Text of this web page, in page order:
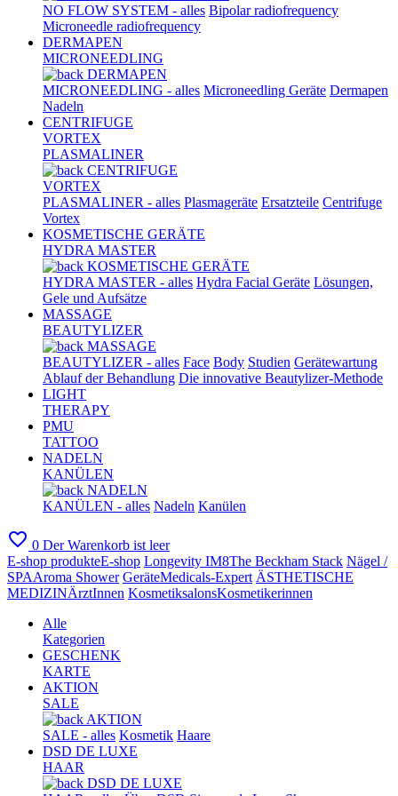
NO FLOW SYSTEM - alles Bipolar radiofrequency
Microneedle radiofrequency
DERMAPEN
MICRONEEDLING
DERMAPEN
MICRONEEDLING - alles Microneedling Geräte Dermapen
Nadeln
CENTRIFUGE
VORTEX
PLASMALINER
CENTRIFUGE
VORTEX
PLASMALINER - alles Plasmageräte Ersatzteile Centrifuge
Vortex
KOSMETISCHE GERÄTE
HYDRA MASTER
KOSMETISCHE GERÄTE
HYDRA MASTER - alles Hydra Facial Geräte Lösungen,
Gele und Aufsätze
MASSAGE
BEAUTYLIZER
MASSAGE
BEAUTYLIZER - alles Face Body Studien Gerätewartung
Ablauf der Behandlung Die innovative Beautylizer-Methode
LIGHT
THERAPY
PMU
TATTOO
NADELN
KANÜLEN
NADELN
KANÜLEN - alles Nadeln Kanülen
favorite_border 0 Der Warenkorb ist leer
E-shop produkteE-shop Longevity IM8The Beckham Stack Nägel /
SPAAroma Shower GeräteMedicals-Expert ÄSTHETISCHE
MEDIZINÄrztInnen KosmetiksalonsKosmetikerinnen
Alle
Kategorien
GESCHENK
KARTE
AKTION
SALE
AKTION
SALE - alles Kosmetik Haare
DSD DE LUXE
HAAR
DSD DE LUXE